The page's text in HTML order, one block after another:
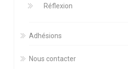
Réflexion
Adhésions
Nous contacter